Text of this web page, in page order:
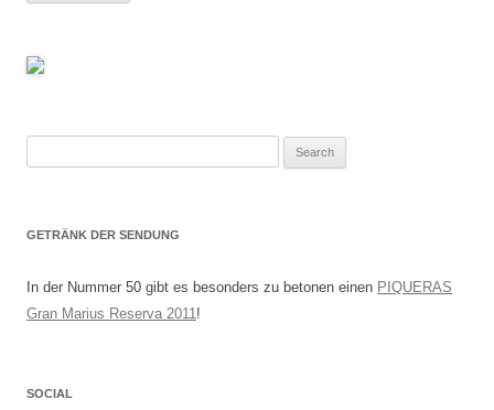
GETRÄNK DER SENDUNG
In der Nummer 50 gibt es besonders zu betonen einen PIQUERAS
Gran Marius Reserva 2011!
SOCIAL